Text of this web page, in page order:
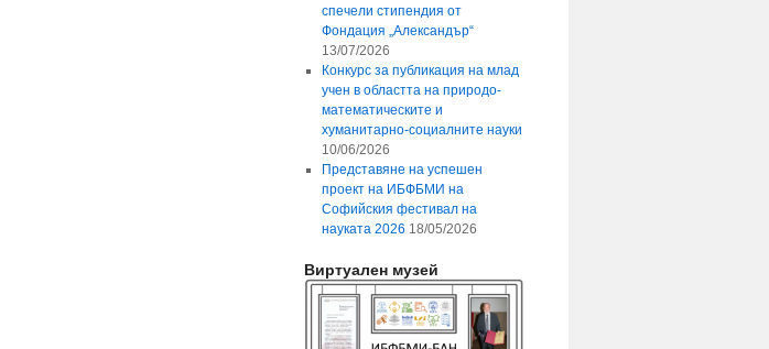
спечели стипендия от
Фондация „Александър“
13/07/2026
Конкурс за публикация на млад
учен в областта на природо-
математическите и
хуманитарно-социалните науки
10/06/2026
Представяне на успешен
проект на ИБФБМИ на
Софийския фестивал на
науката 2026 18/05/2026
Виртуален музей